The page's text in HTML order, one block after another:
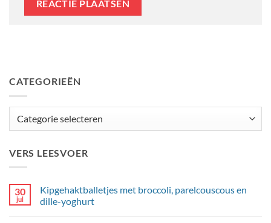
CATEGORIEËN
VERS LEESVOER
30
jul
Kipgehaktballetjes met broccoli, parelcouscous en
dille-yoghurt